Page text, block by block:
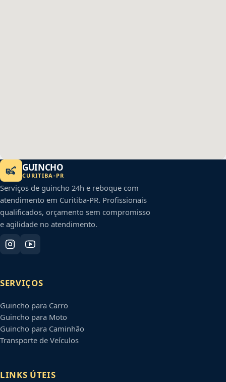
GUINCHO
CURITIBA -PR
Serviços de guincho 24h e reboque com
atendimento em Curitiba-PR. Profissionais
qualificados, orçamento sem compromisso
e agilidade no atendimento.
SERVIÇOS
Guincho para Carro
Guincho para Moto
Guincho para Caminhão
Transporte de Veículos
LINKS ÚTEIS